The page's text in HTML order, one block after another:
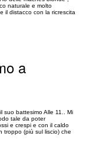
naturale e molto
il distacco con la ricrescita
a
suo battesimo Alle 11.. Mi
tale da poter
e crespi e con il caldo
troppo (più sul liscio) che